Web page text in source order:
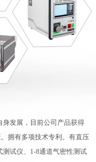
发展，目前公司产品获得
拥有多项技术专利。有直压
试仪、1-8通道气密性测试